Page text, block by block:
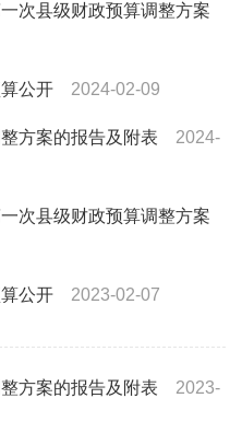
次县级财政预算调整方案
公开 2024-02-09
方案的报告及附表
2024-
次县级财政预算调整方案
公开 2023-02-07
方案的报告及附表
2023-